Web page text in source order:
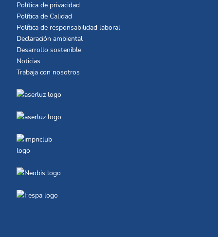
Política de privacidad
Política de Calidad
Política de responsabilidad laboral
Declaración ambiental
Desarrollo sostenible
Noticias
Trabaja con nosotros